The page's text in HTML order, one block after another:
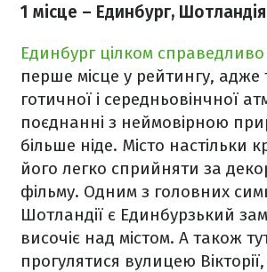
1 місце – Единбург, Шотландія
Единбург цілком справедливо
перше місце у рейтингу, адже
готичної і середньовінчної
поєднанні з неймовірною
більше ніде. Місто настільки
його легко сприйняти за
фільму. Одним з головних
Шотландії є Единбурзький
височіє над містом. А також
прогулятися вулицею